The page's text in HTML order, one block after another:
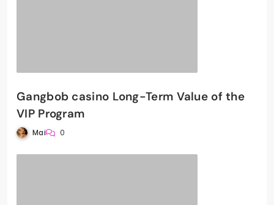
Gangbob casino Long-Term Value of the
VIP Program
Mai 0